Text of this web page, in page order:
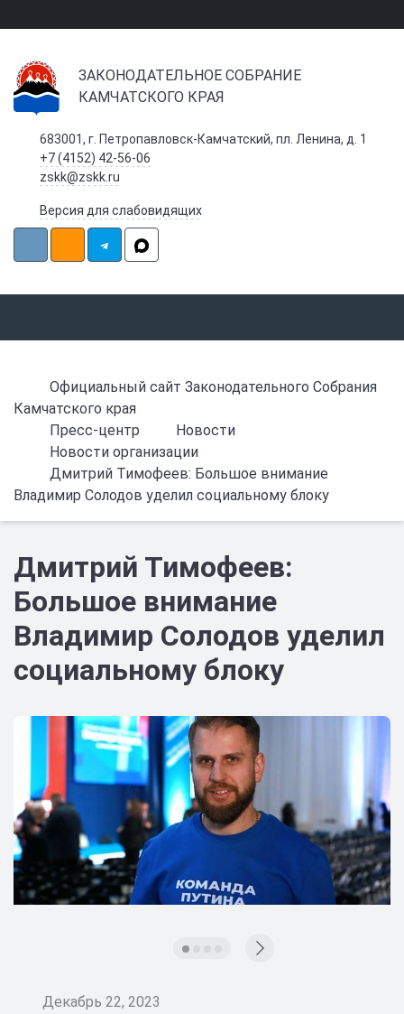
ЗАКОНОДАТЕЛЬНОЕ СОБРАНИЕ
КАМЧАТСКОГО КРАЯ
683001, г. Петропавловск-Камчатский, пл. Ленина, д. 1
+7 (4152) 42-56-06
zskk@zskk.ru
Версия для слабовидящих
Официальный сайт Законодательного Собрания
Камчатского края
Пресс-центр
Новости
Новости организации
Дмитрий Тимофеев: Большое внимание
Владимир Солодов уделил социальному блоку
Дмитрий Тимофеев:
Большое внимание
Владимир Солодов уделил
социальному блоку
Декабрь 22, 2023